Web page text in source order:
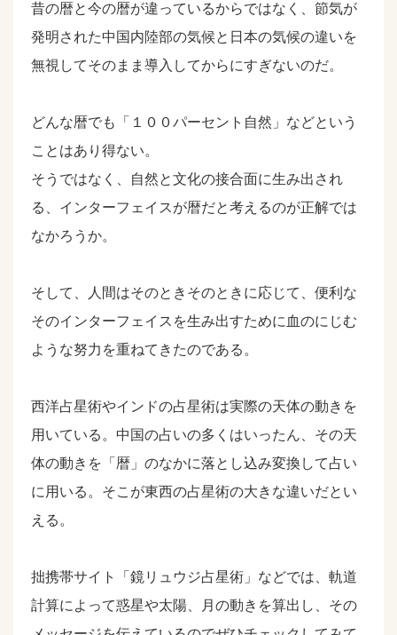
昔の暦と今の暦が違っているからではなく、節気が
発明された中国内陸部の気候と日本の気候の違いを
無視してそのまま導入してからにすぎないのだ。
どんな暦でも「１００パーセント自然」などという
ことはあり得ない。
そうではなく、自然と文化の接合面に生み出され
る、インターフェイスが暦だと考えるのが正解では
なかろうか。
そして、人間はそのときそのときに応じて、便利な
そのインターフェイスを生み出すために血のにじむ
ような努力を重ねてきたのである。
西洋占星術やインドの占星術は実際の天体の動きを
用いている。中国の占いの多くはいったん、その天
体の動きを「暦」のなかに落とし込み変換して占い
に用いる。そこが東西の占星術の大きな違いだとい
える。
拙携帯サイト「鏡リュウジ占星術」などでは、軌道
計算によって惑星や太陽、月の動きを算出し、その